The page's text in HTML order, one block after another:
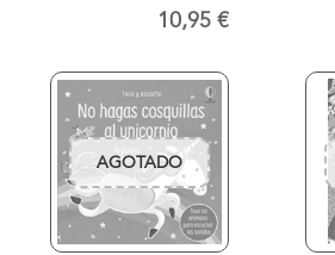
10,95 €
AGOTADO